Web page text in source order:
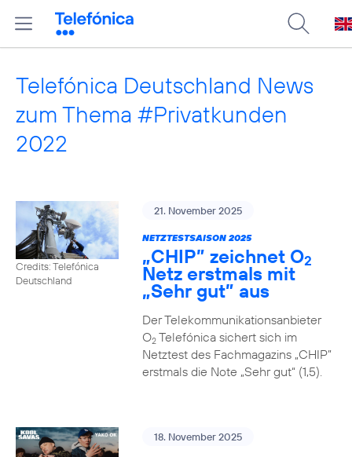
Telefónica Deutschland News
zum Thema #Privatkunden
2022
Credits: Telefónica
Deutschland
21. November 2025
NETZTESTSAISON 2025
„CHIP” zeichnet O2
Netz erstmals mit
„Sehr gut” aus
Der Telekommunikationsanbieter
O2Telefónica sichert sich im
Netztest des Fachmagazins „CHIP”
erstmals die Note „Sehr gut“ (1,5).
18. November 2025